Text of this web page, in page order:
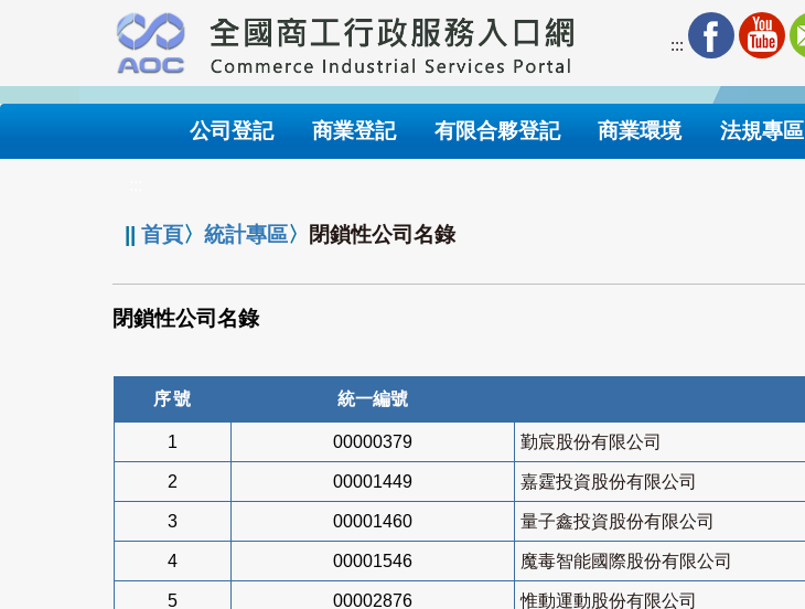
要
內
:::
公司登記 商業登記 有限合夥登記 商業環境 法規專區
||首頁〉統計專區〉 閉鎖性公司名錄
閉鎖性公司名錄
序號 統一編號
1 00000379 勤宸股份有限公司
2 00001449 嘉霆投資股份有限公司
3 00001460 量子鑫投資股份有限公司
4 00001546 魔毒智能國際股份有限公司
5 00002876 惟動運動股份有限公司